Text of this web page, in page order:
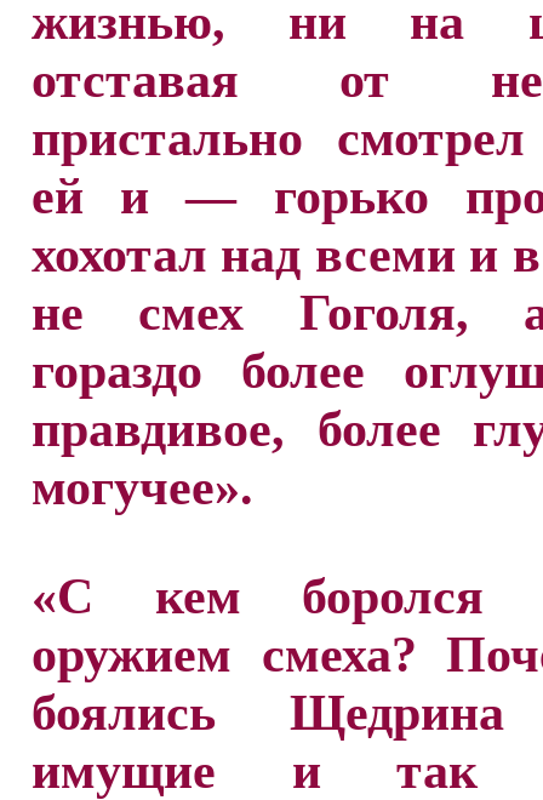
жизнью, ни на
отставая от
пристально
ей и — горько
хохотал над всеми и
не смех Гоголя,
гораздо более
правдивое, более
могучее».
«С кем боролся
оружием смеха?
боялись Щедрина
имущие и так